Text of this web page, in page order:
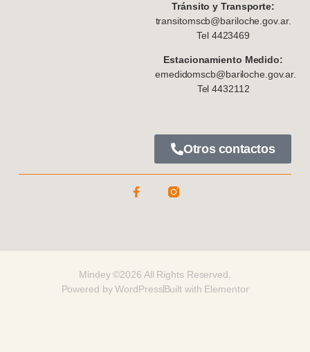
Tránsito y Transporte:
transitomscb@bariloche.gov.ar.
Tel 4423469
Estacionamiento Medido:
emedidomscb@bariloche.gov.ar.
Tel 4432112
Otros contactos
Mindey ©2026 All Rights Reserved.
Powered by WordPressBuilt with Elementor